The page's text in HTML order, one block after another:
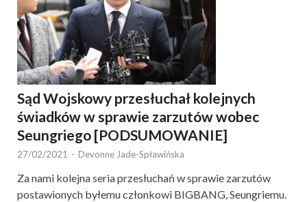
Sąd Wojskowy przesłuchał kolejnych
świadków w sprawie zarzutów wobec
Seungriego [PODSUMOWANIE]
27/02/2021 - Devonne Jade-Spławińska
Za nami kolejna seria przesłuchań w sprawie zarzutów
postawionych byłemu członkowi BIGBANG, Seungriemu.